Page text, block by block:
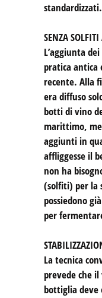
standardizzati.
SENZA
L’aggiunta
pratica antica
recente. Alla
era diffuso
botti di vino
marittimo,
aggiunti in
affliggesse il
non ha
(solfiti) per la
possiedono
per
La tecnica
prevede che
bottiglia deve